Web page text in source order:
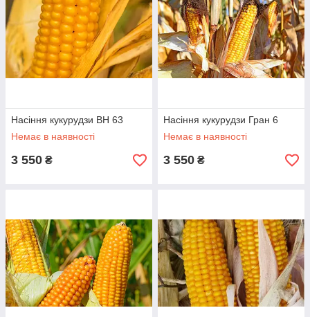
Насіння кукурудзи ВН 63
Немає в наявності
3 550 ₴
Насіння кукурудзи Гран 6
Немає в наявності
3 550 ₴